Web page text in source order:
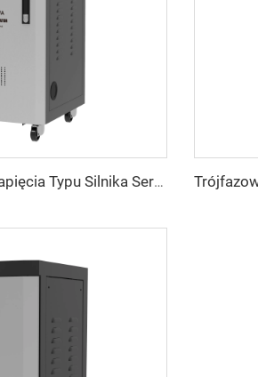
Trójfazowy Regulator Napięcia Typu Silnika Serwo TNSB-A Seria